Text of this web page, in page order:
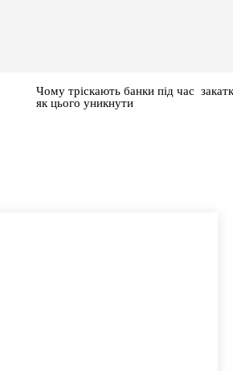
Чому тріскають банки під час
як цього уникнути